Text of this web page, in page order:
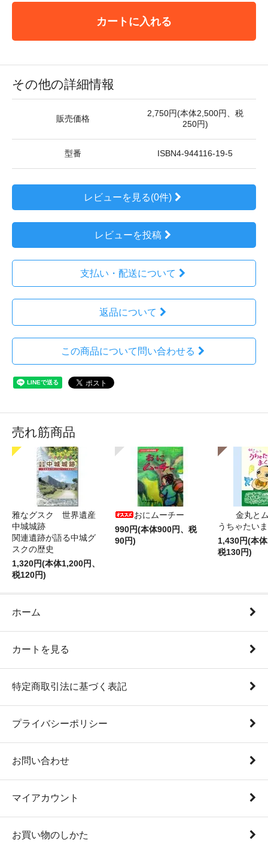
カートに入れる
その他の詳細情報
販売価格
2,750円(本体2,500円、税
250円)
型番 ISBN4-944116-19-5
レビューを見る(0件)
レビューを投稿
支払い・配送について
返品について
この商品について問い合わせる
売れ筋商品
雅なグスク 世界遺産
中城城跡
関連遺跡が語る中城グ
スクの歴史
1,320円(本体1,200円、
税120円)
おにムーチー
990円(本体900円、税
90円)
金丸と
うちゃたい
1,430円(本
税130円)
ホーム
カートを見る
特定商取引法に基づく表記
プライバシーポリシー
お問い合わせ
マイアカウント
お買い物のしかた